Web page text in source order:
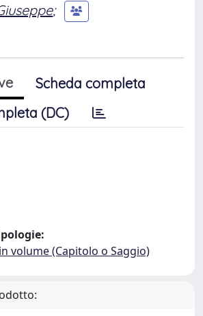
;
Scheda completa
(DC)
volume (Capitolo o Saggio)